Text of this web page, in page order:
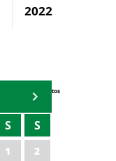
2022
Eventos
S S
1
2